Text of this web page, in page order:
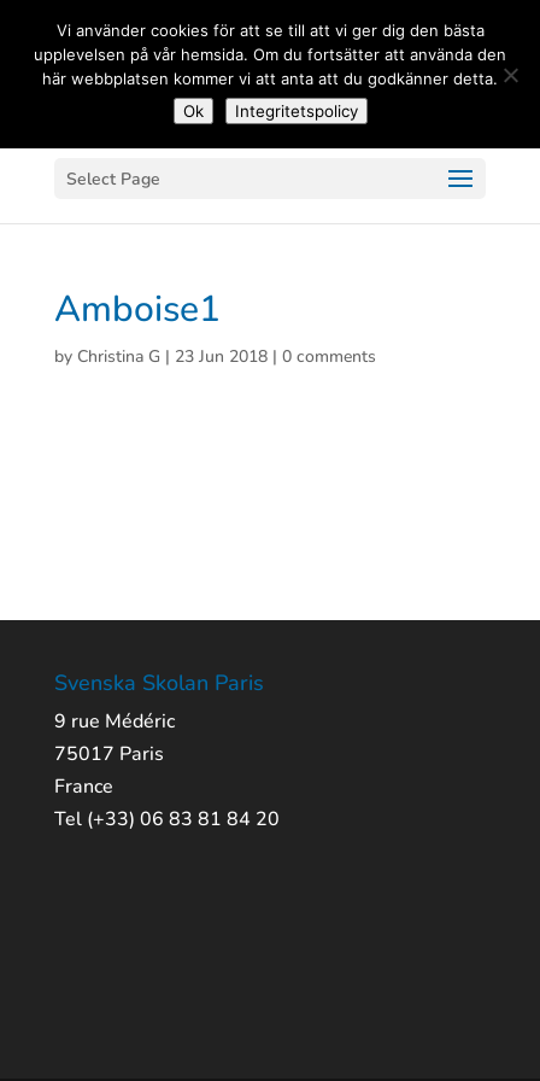
Select Page
Amboise1
by Christina G | 23 Jun 2018| 0 comments
Svenska Skolan Paris
9 rue Médéric
75017 Paris
France
Tel (+33) 06 83 81 84 20
Vi använder cookies för att se till att vi ger dig den bästa
upplevelsen på vår hemsida. Om du fortsätter att använda den
här webbplatsen kommer vi att anta att du godkänner detta.
Ok
Integritetspolicy